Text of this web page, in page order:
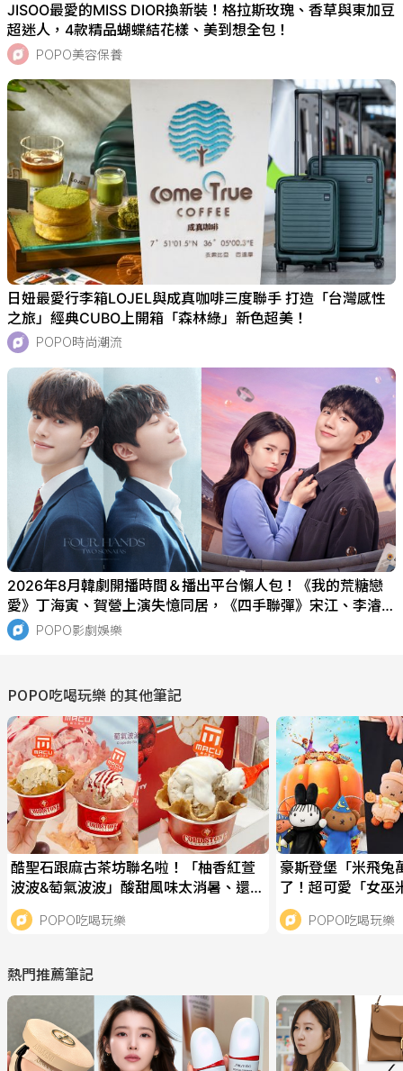
JISOO最愛的MISS DIOR換新裝！格拉斯玫瑰、香草與東加豆
超迷人，4款精品蝴蝶結花樣、美到想全包！
POPO美容保養
日妞最愛行李箱LOJEL與成真咖啡三度聯手 打造「台灣感性
之旅」經典CUBO上開箱「森林綠」新色超美！
POPO時尚潮流
2026年8月韓劇開播時間＆播出平台懶人包！《我的荒糖戀
愛》丁海寅、賀營上演失憶同居，《四手聯彈》宋江、李濬榮
雙男主飆戲
POPO影劇娛樂
POPO吃喝玩樂 的其他筆記
酷聖石跟麻古茶坊聯名啦！「柚香紅萱
波波&萄氣波波」酸甜風味太消暑、還有
全新「三球甜筒」要吃！
POPO吃喝玩樂
豪斯登堡「米飛兔
了！超可愛「女巫
蘭妮吊飾」必衝亮
POPO吃喝玩樂
熱門推薦筆記